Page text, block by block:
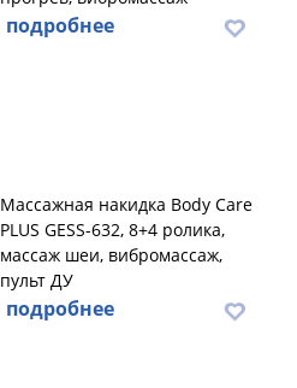
подробнее
Массажная накидка Body Care
PLUS GESS-632, 8+4 ролика,
массаж шеи, вибромассаж,
пульт ДУ
подробнее